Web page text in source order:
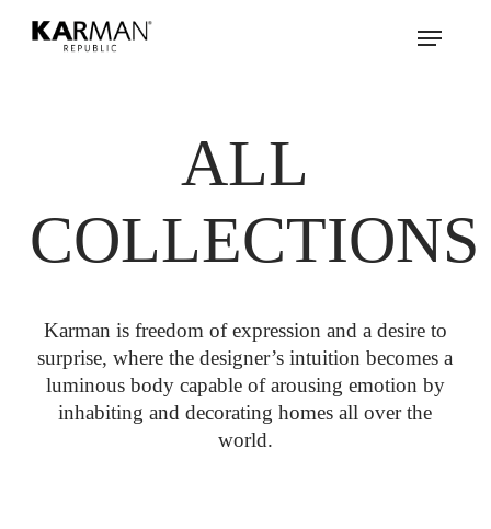
Menu
ALL
COLLECTIONS
Karman is freedom of expression and a desire to
surprise, where the designer’s intuition becomes a
luminous body capable of arousing emotion by
inhabiting and decorating homes all over the
world.